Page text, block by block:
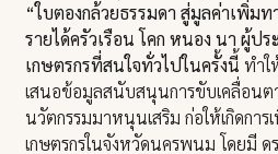
“ใบตองกล้วยธรรมดา สู่มูลค่าเพิ่มท
รายได้ครัวเรือน โคก หนอง นา ผู้ป
เกษตรกรที่สนใจทั่วไปในครั้งนี้ ทำใ
เสนอข้อมูลสนับสนุนการขับเคลื่อนต
นวัตกรรมมาหนุนเสริม ก่อให้เกิดกา
เกษตรกรในจังหวัดนครพนม โดยมี ด